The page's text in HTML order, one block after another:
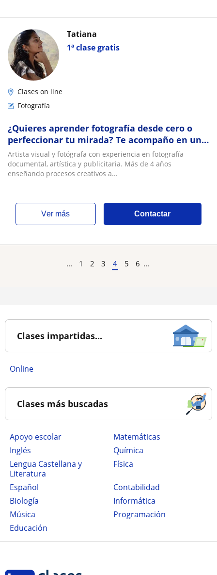
1ª clase gratis
Tatiana
Clases on line
Fotografía
¿Quieres aprender fotografía desde cero o
perfeccionar tu mirada? Te acompaño en un
proceso personalizado para que desarrolles
tu
Artista visual y fotógrafa con experiencia en fotografía
documental, artística y publicitaria. Más de 4 años
enseñando procesos creativos a...
ver más Contactar
... 1 2 3 4 5 6 ...
Clases impartidas...
online
Clases más buscadas
Apoyo escolar
Matemáticas
Inglés
Química
Lengua Castellana y
Literatura
Física
Español
Contabilidad
Biología
Informática
Música
Programación
Educación